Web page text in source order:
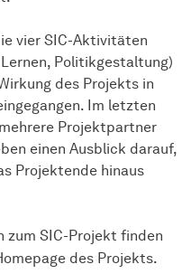
vier SIC-Aktivitäten
Politikgestaltung)
des Projekts in
Im letzten
Projektpartner
einen Ausblick darauf,
Projektende hinaus
SIC-Projekt finden
des Projekts.